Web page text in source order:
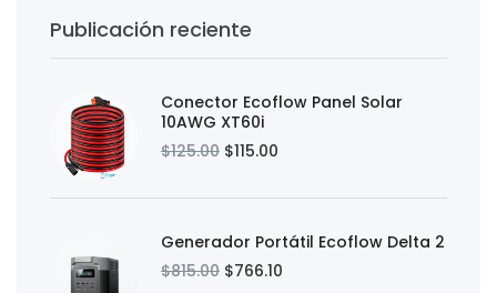
Publicación reciente
Conector Ecoflow Panel Solar
10AWG XT60i
$125.00 $115.00
Generador Portátil Ecoflow Delta 2
$815.00 $766.10